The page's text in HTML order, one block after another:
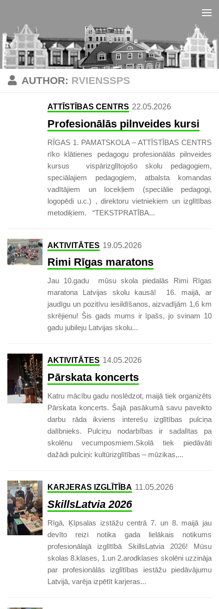
AUTHOR: RVIENSSPS
ATTĪSTĪBAS CENTRS 22.05.2026
Profesionālās pilnveides kursi
RĪGAS 1. PAMATSKOLA – ATTĪSTĪBAS CENTRS
rīko klātienes pedagogu profesionālās pilnveides
kursus vispārizglītojošo skolu pedagogiem,
speciālajiem pedagogiem, atbalsta komandas
vadītājiem un locekļiem (speciālie pedagogi,
logopēdi u.c.) , direktoru vietniekiem un izglītības
metodiķiem. “TEKSTPRATĪBA...
AKTIVITĀTES 19.05.2026
Rimi Rīgas maratons
Jau ​10.gadu mūsu skola piedalās Rimi Rīgas
maratona Latvijas skolu kausā! ​16. maijā, ar
jaudīgu un pozitīvu iesildīšanos, aizvadījām 1,6 km
skrējienu! Šis gads mums ir īpašs, jo svinam 10
gadu jubileju Latvijas skolu...
AKTIVITĀTES 14.05.2026
Pārskata koncerts
Katru mācību gadu noslēdzot, maijā tiek organizēts
Pārskata koncerts. Šajā pasākumā savu paveikto
darbu rāda ikviens interešu izglītības pulciņa
dalībnieks. Pulciņu nodarbības ir sadalītas pa
skolēnu vecumposmiem.Skolā tiek piedāvāti
dažādi pulciņi: kultūrizglītības – mūzikas,...
KARJERAS IZGLĪTĪBA 11.05.2026
SkillsLatvia 2026
Rīgā, Ķīpsalas izstāžu centrā 7. un 8. maijā jau
devīto reizi notika gada lielākais notikums
profesionālajā izglītībā SkillsLatvia 2026! Mūsu
skolas 8.klases, 1.un 2.arodklases skolēni uzzināja
par profesionālās izglītības iestāžu piedāvājumu
Latvijā, varēja izpētīt karjeras...